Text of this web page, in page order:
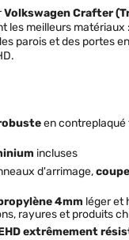
Volkswagen Crafter
les meilleurs
parois et des portes
en
incluses
d'arrimage,
4mm léger et
rayures et produits
extrêmement